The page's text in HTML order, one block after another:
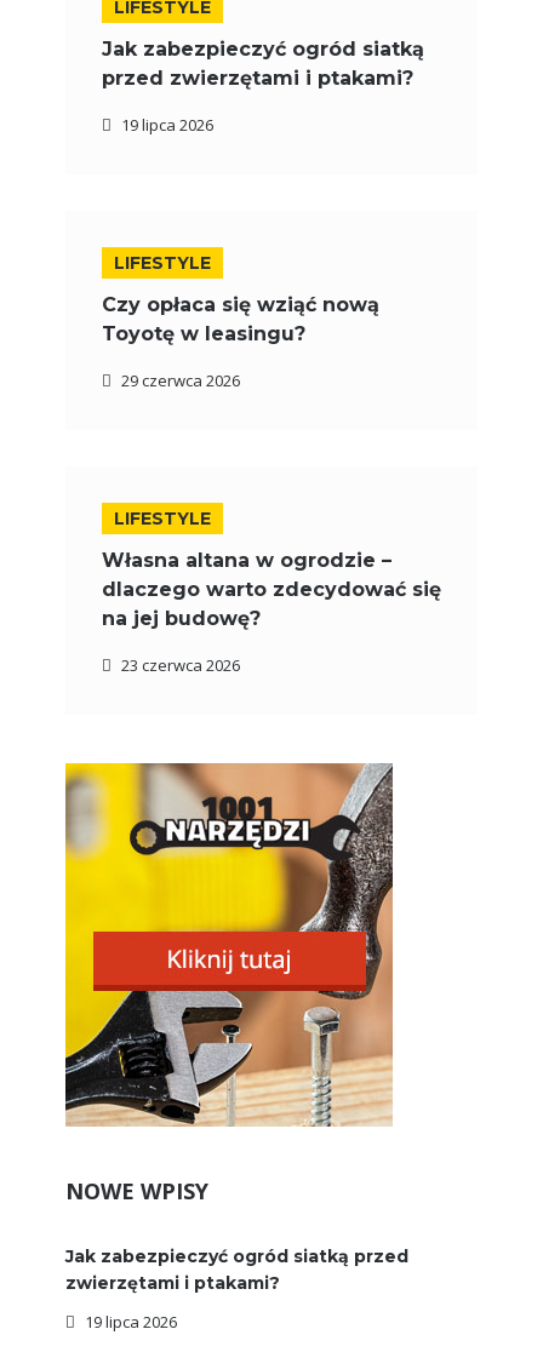
LIFESTYLE
Jak zabezpieczyć ogród siatką
przed zwierzętami i ptakami?
19 lipca 2026
LIFESTYLE
Czy opłaca się wziąć nową
Toyotę w leasingu?
29 czerwca 2026
LIFESTYLE
Własna altana w ogrodzie –
dlaczego warto zdecydować się
na jej budowę?
23 czerwca 2026
NOWE WPISY
Jak zabezpieczyć ogród siatką przed
zwierzętami i ptakami?
19 lipca 2026